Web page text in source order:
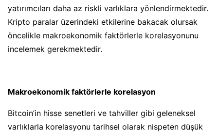
yatırımcıları daha az riskli varlıklara yönlendirmektedir.
Kripto paralar üzerindeki etkilerine bakacak olursak
öncelikle makroekonomik faktörlerle korelasyonunu
incelemek gerekmektedir.
Makroekonomik faktörlerle korelasyon
Bitcoin’in hisse senetleri ve tahviller gibi geleneksel
varlıklarla korelasyonu tarihsel olarak nispeten düşük